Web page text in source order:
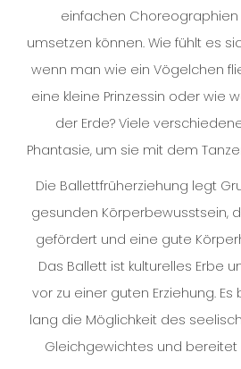
einfachen
umsetzen können. Wie fühlt es
wenn man wie ein Vögelchen
eine kleine Prinzessin oder wie
der Erde? Viele
Phantasie, um sie mit dem
Die Ballettfrüherziehung legt
gesunden Körperbewusstsein,
gefördert und eine gute
Das Ballett ist kulturelles Erbe
vor zu einer guten Erziehung.
lang die Möglichkeit des
Gleichgewichtes und bereitet